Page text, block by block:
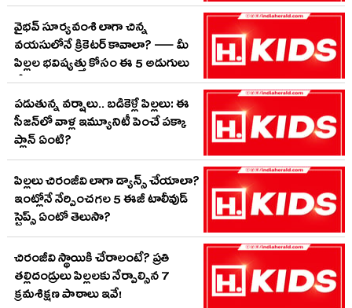
వైభవ్ సూర్యవంశి లాగా చిన్న
వయసులోనే క్రికెటర్ కావాలా? — మీ
పిల్లల భవిష్యత్తు కోసం ఈ 5 అడుగులు
వేస్తారా?
పడుతున్న వర్షాలు.. బడికెళ్లే పిల్లలు: ఈ
సీజన్‌లో వాళ్ల ఇమ్యూనిటీ పెంచే పక్కా
ప్లాన్ ఏంటి?
పిల్లలు చిరంజీవి లాగా డ్యాన్స్ చేయాలా?
ఇంట్లోనే నేర్పించగల 5 ఈజీ టాలీవుడ్
స్టెప్స్ ఏంటో తెలుసా?
చిరంజీవి స్థాయికి చేరాలంటే? ప్రతి
తల్లిదండ్రులు పిల్లలకు నేర్పాల్సిన 7
క్రమశిక్షణ పాఠాలు ఇవే!